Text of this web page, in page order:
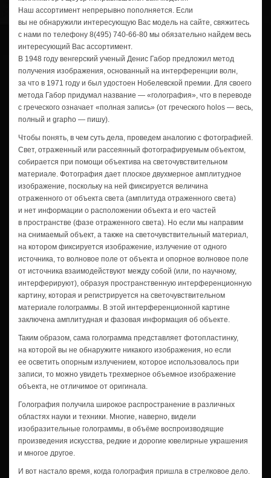
Наш ассортимент непрерывно пополняется. Если
вы не обнаружили интересующую Вас модель на сайте, свяжитесь
с нами по телефону 8(495) 740-66-80 мы обязательно найдем весь
интересующий Вас ассортимент.
В 1948 году венгерский ученый Денис Габор предложил метод
получения изображения, основанный на интерференции волн,
за что в 1971 году и был удостоен Нобелевской премии. Для своего
метода Габор придумал название — «голография», что в переводе
с греческого означает «полная запись» (от греческого hоlоs — весь,
полный и grapho — пишу).
Чтобы понять, в чем суть дела, проведем аналогию с фотографией.
Свет, отраженный или рассеянный фотографируемым объектом,
собирается при помощи объектива на светочувствительном
материале. Фотография дает плоское двухмерное амплитудное
изображение, поскольку на ней фиксируется величина
отраженного от объекта света (амплитуда отраженного света)
и нет информации о расположении объекта и его частей
в пространстве (фазе отраженного света). Но если мы направим
на снимаемый объект, а также на светочувствительный материал,
на котором фиксируется изображение, излучение от одного
источника, то волновое поле от объекта и опорное волновое поле
от источника взаимодействуют между собой (или, по научному,
интерферируют), образуя пространственную интерференционную
картину, которая и регистрируется на светочувствительном
материале голограммы. В этой интерференционной картине
заключена амплитудная и фазовая информация об объекте.
Таким образом, сама голограмма представляет фотопластинку,
на которой вы не обнаружите никакого изображения, но если
ее осветить опорным излучением, которое использовалось при
записи, то можно увидеть трехмерное объемное изображение
объекта, не отличимое от оригинала.
Голография получила широкое распространение в различных
областях науки и техники. Многие, наверно, видели
изобразительные голограммы, в объёме воспроизводящие
произведения искусства, редкие и дорогие ювелирные украшения
и многое другое.
И вот настало время, когда голография пришла в стрелковое дело.